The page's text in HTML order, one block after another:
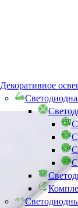
Декоративное